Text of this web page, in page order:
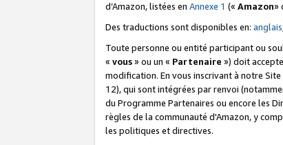
d’Amazon, listées en Annexe 1 (« Amazon»
Des traductions sont disponibles en: anglais
Toute personne ou entité participant ou
« vous» ou un « Partenaire ») doit
modification. En vous inscrivant à notre
12), qui sont intégrées par renvoi
du Programme Partenaires ou encore les
règles de la communauté d'Amazon, y
les politiques et directives.